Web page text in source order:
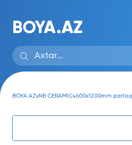
BOYA.AZ
BOYA.AZ NB CERAMİC 600x1200mm parlaq